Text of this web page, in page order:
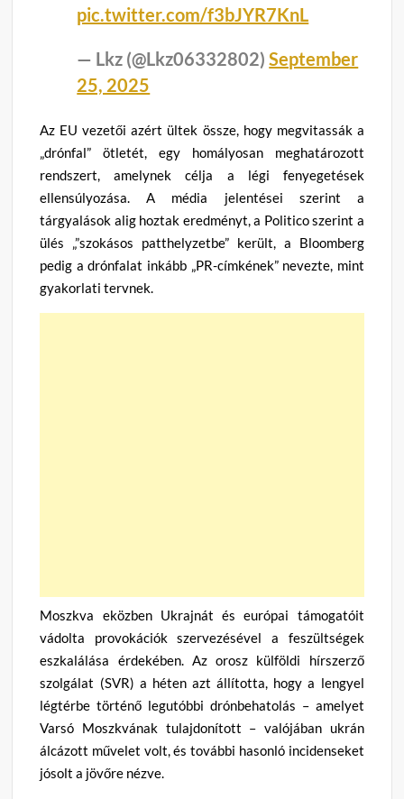
pic.twitter.com/f3bJYR7KnL
— Lkz (@Lkz06332802)September
25, 2025
Az EU vezetői azért ültek össze, hogy megvitassák a
„drónfal” ötletét, egy homályosan meghatározott
rendszert, amelynek célja a légi fenyegetések
ellensúlyozása. A média jelentései szerint a
tárgyalások alig hoztak eredményt, a Politico szerint a
ülés „”szokásos patthelyzetbe” került, a Bloomberg
pedig a drónfalat inkább „PR-címkének” nevezte, mint
gyakorlati tervnek.
Moszkva eközben Ukrajnát és európai támogatóit
vádolta provokációk szervezésével a feszültségek
eszkalálása érdekében. Az orosz külföldi hírszerző
szolgálat (SVR) a héten azt állította, hogy a lengyel
légtérbe történő legutóbbi drónbehatolás – amelyet
Varsó Moszkvának tulajdonított – valójában ukrán
álcázott művelet volt, és további hasonló incidenseket
jósolt a jövőre nézve.